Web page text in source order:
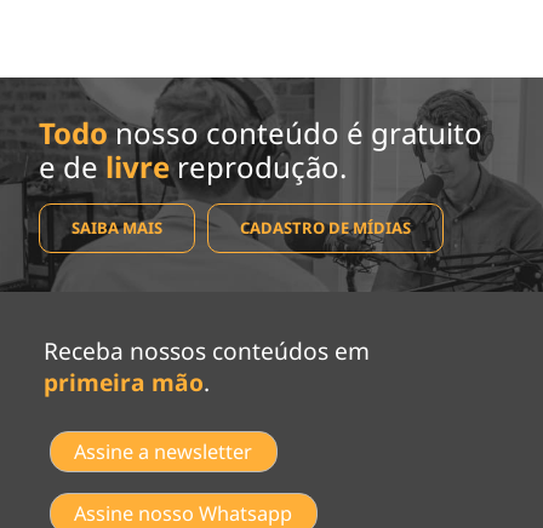
Todo nosso conteúdo é gratuito
e de livrereprodução.
SAIBA MAIS CADASTRO DE MÍDIAS
Receba nossos conteúdos em
primeira mão.
Assine a newsletter
Assine nosso Whatsapp